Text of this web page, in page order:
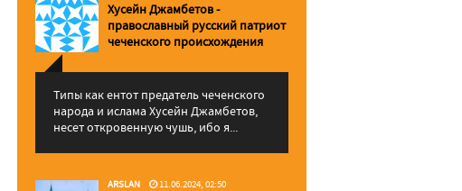
Хусейн Джамбетов -
православный русский патриот
чеченского происхождения
Типы как ентот предатель чеченского
народа и ислама Хусейн Джамбетов,
несет откровенную чушь, ибо я...
ARSLAN 11.06.2024, 02:50